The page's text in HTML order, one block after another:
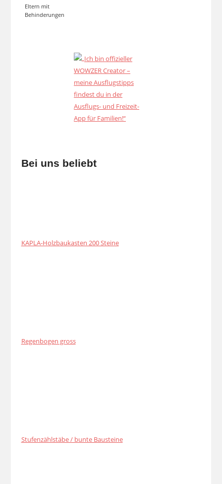
Eltern mit
Behinderungen
Bei uns beliebt
KAPLA-Holzbaukasten 200 Steine
Regenbogen gross
Stufenzählstäbe / bunte Bausteine